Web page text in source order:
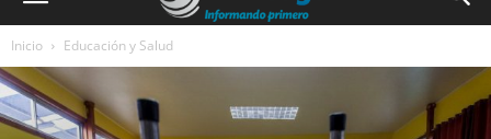
Inicio Educación y Salud